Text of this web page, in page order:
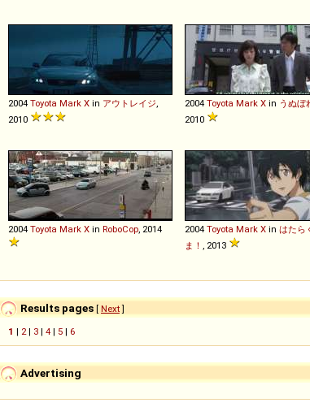
2004 Toyota Mark X in アウトレイジ
2010
2004 Toyota Mark X in うぬぼ
2010
2004 Toyota Mark X in RoboCop , 2014 2004 Toyota Mark X in はたら
ま！
, 2013
Results pages [ Next]
1 | 2 | 3 | 4 | 5 | 6
Advertising